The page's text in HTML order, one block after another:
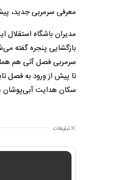
معرفی سرمربی جدید، پیش
بازگشایی پنجره گفته
سرمربی فصل آتی هم
سکان هدایت آبی‌پوشان
تبلیغات